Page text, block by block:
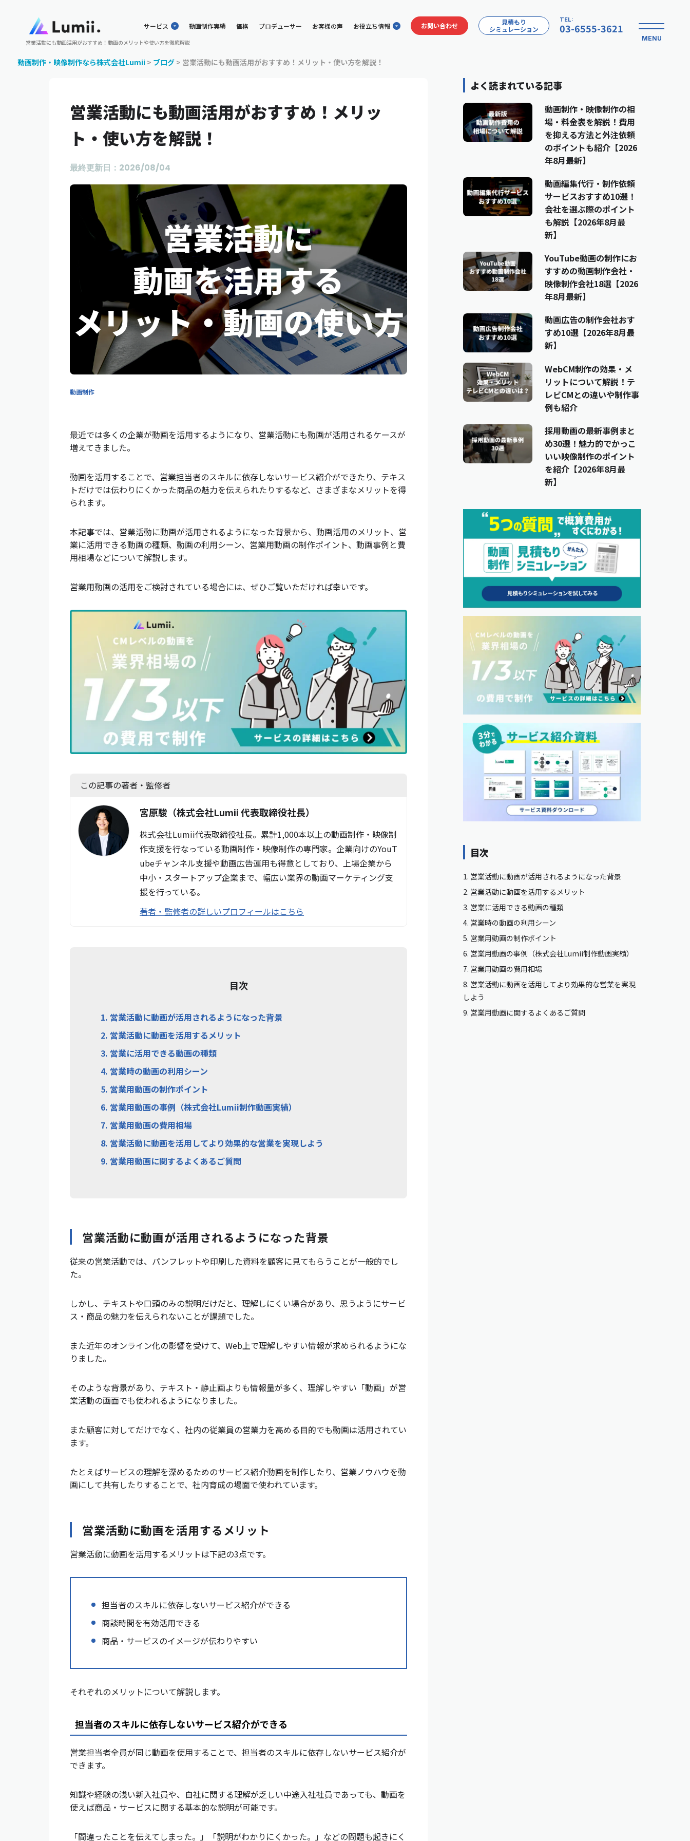
サービス 動画制作実績 価格 プロデューサー お客様の声 お役立ち情報 お問い合わせ
見積もり
シミュレーション
TEL:
03-6555-3621
営業活動にも動画活用がおすすめ！動画のメリットや使い方を徹底解説
MENU
動画制作・映像制作なら株式会社Lumii > ブログ > 営業活動にも動画活用がおすすめ！メリット・使い方を解説！
営業活動にも動画活用がおすすめ！メリッ
ト・使い方を解説！
最終更新日：2026/08/04
動画制作
最近では多くの企業が動画を活用するようになり、営業活動にも動画が活用されるケースが
増えてきました。
動画を活用することで、営業担当者のスキルに依存しないサービス紹介ができたり、テキス
トだけでは伝わりにくかった商品の魅力を伝えられたりするなど、さまざまなメリットを得
られます。
本記事では、営業活動に動画が活用されるようになった背景から、動画活用のメリット、営
業に活用できる動画の種類、動画の利用シーン、営業用動画の制作ポイント、動画事例と費
用相場などについて解説します。
営業用動画の活用をご検討されている場合には、ぜひご覧いただければ幸いです。
この記事の著者・監修者
宮原駿 （株式会社Lumii 代表取締役社長）
株式会社Lumii代表取締役社長。累計1,000本以上の動画制作・映像制
作支援を行なっている動画制作・映像制作の専門家。企業向けのYouT
ubeチャンネル支援や動画広告運用も得意としており、上場企業から
中小・スタートアップ企業まで、幅広い業界の動画マーケティング支
援を行っている。
著者・監修者の詳しいプロフィールはこちら
目次
1. 営業活動に動画が活用されるようになった背景
2. 営業活動に動画を活用するメリット
3. 営業に活用できる動画の種類
4. 営業時の動画の利用シーン
5. 営業用動画の制作ポイント
6. 営業用動画の事例（株式会社Lumii制作動画実績）
7. 営業用動画の費用相場
8. 営業活動に動画を活用してより効果的な営業を実現しよう
9. 営業用動画に関するよくあるご質問
営業活動に動画が活用されるようになった背景
従来の営業活動では、パンフレットや印刷した資料を顧客に見てもらうことが一般的でし
た。
しかし、テキストや口頭のみの説明だけだと、理解しにくい場合があり、思うようにサービ
ス・商品の魅力を伝えられないことが課題でした。
また近年のオンライン化の影響を受けて、Web上で理解しやすい情報が求められるようにな
りました。
そのような背景があり、テキスト・静止画よりも情報量が多く、理解しやすい「動画」が営
業活動の画面でも使われるようになりました。
また顧客に対してだけでなく、社内の従業員の営業力を高める目的でも動画は活用されてい
ます。
たとえばサービスの理解を深めるためのサービス紹介動画を制作したり、営業ノウハウを動
画にして共有したりすることで、社内育成の場面で使われています。
営業活動に動画を活用するメリット
営業活動に動画を活用するメリットは下記の3点です。
担当者のスキルに依存しないサービス紹介ができる
商談時間を有効活用できる
商品・サービスのイメージが伝わりやすい
それぞれのメリットについて解説します。
担当者のスキルに依存しないサービス紹介ができる
営業担当者全員が同じ動画を使用することで、担当者のスキルに依存しないサービス紹介が
できます。
知識や経験の浅い新入社員や、自社に関する理解が乏しい中途入社社員であっても、動画を
使えば商品・サービスに関する基本的な説明が可能です。
「間違ったことを伝えてしまった。」「説明がわかりにくかった。」などの問題も起きにく
よく読まれている記事
動画制作・映像制作の相
場・料金表を解説！費用
を抑える方法と外注依頼
のポイントも紹介【2026
年8月最新】
動画編集代行・制作依頼
サービスおすすめ10選！
会社を選ぶ際のポイント
も解説【2026年8月最
新】
YouTube動画の制作にお
すすめの動画制作会社・
映像制作会社18選【2026
年8月最新】
動画広告の制作会社おす
すめ10選【2026年8月最
新】
WebCM制作の効果・メ
リットについて解説！テ
レビCMとの違いや制作事
例も紹介
採用動画の最新事例まと
め30選！魅力的でかっこ
いい映像制作のポイント
を紹介【2026年8月最
新】
目次
1. 営業活動に動画が活用されるようになった背景
2. 営業活動に動画を活用するメリット
3. 営業に活用できる動画の種類
4. 営業時の動画の利用シーン
5. 営業用動画の制作ポイント
6. 営業用動画の事例（株式会社Lumii制作動画実績）
7. 営業用動画の費用相場
8. 営業活動に動画を活用してより効果的な営業を実現
しよう
9. 営業用動画に関するよくあるご質問